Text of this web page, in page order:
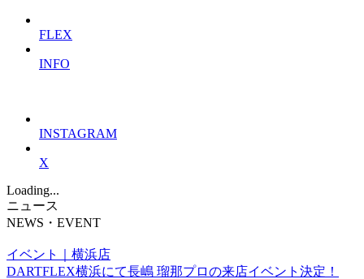
FLEX
INFO
INSTAGRAM
X
Loading...
ニュース
NEWS・EVENT
イベント｜横浜店
DARTFLEX横浜にて長嶋 瑠那プロの来店イベント決定！